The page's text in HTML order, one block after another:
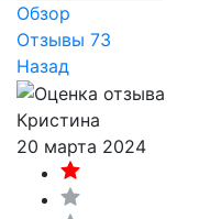
Обзор
Отзывы 73
Назад
Кристина
20 марта 2024